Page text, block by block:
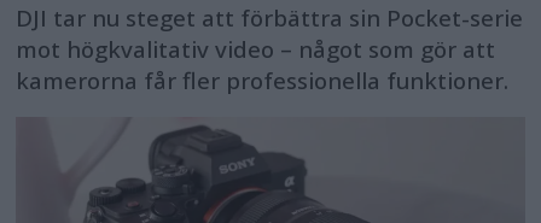
DJI tar nu steget att förbättra sin Pocket-serie
mot högkvalitativ video – något som gör att
kamerorna får fler professionella funktioner.